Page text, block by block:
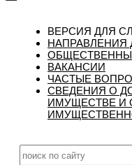
ВЕРСИЯ ДЛЯ
НАПРАВЛЕНИЯ
ВАКАНСИИ
ЧАСТЫЕ
CВЕДЕНИЯ О
ИМУЩЕСТВЕ И